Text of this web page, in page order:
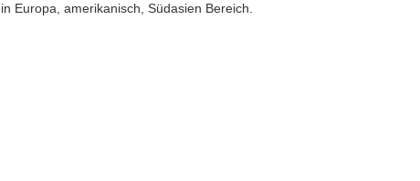
Europa, amerikanisch, Südasien Bereich.